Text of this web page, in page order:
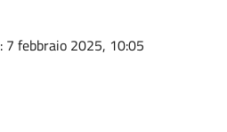
: 7 febbraio 2025, 10:05